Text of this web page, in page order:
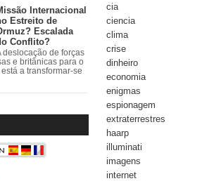
Internacional
Estreito de
Escalada
Conflito?
deslocação de forças
e britânicas para o
a transformar-se
cia
ciencia
clima
crise
dinheiro
economia
enigmas
espionagem
extraterrestres
haarp
illuminati
imagens
internet